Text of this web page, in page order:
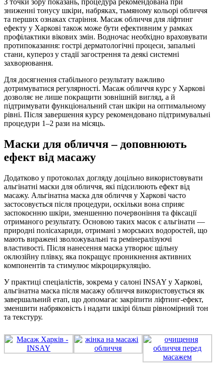
зниженні тонусу шкіри, набряках, тьмяному кольорі обличчя
та перших ознаках старіння. Масаж обличчя для ліфтинг
ефекту у Харкові також може бути ефективним у рамках
профілактики вікових змін. Водночас необхідно враховувати
протипоказання: гострі дерматологічні процеси, запальні
стани, купероз у стадії загострення та деякі системні
захворювання.
Для досягнення стабільного результату важливо
дотримуватися регулярності. Масаж обличчя курс у Харкові
дозволяє не лише покращити зовнішній вигляд, а й
підтримувати функціональний стан шкіри на оптимальному
рівні. Після завершення курсу рекомендовано підтримувальні
процедури 1–2 рази на місяць.
Маски для обличчя – доповнюють
ефект від масажу
Додатково у протоколах догляду доцільно використовувати
альгінатні маски для обличчя, які підсилюють ефект від
масажу. Альгінатна маска для обличчя у Харкові часто
застосовується після процедури, оскільки вона сприяє
заспокоєнню шкіри, зменшенню почервоніння та фіксації
отриманого результату. Основою таких масок є альгінати —
природні полісахариди, отримані з морських водоростей, що
мають виражені зволожувальні та ремінералізуючі
властивості. Після нанесення маска утворює щільну
оклюзійну плівку, яка покращує проникнення активних
компонентів та стимулює мікроциркуляцію.
У практиці спеціалістів, зокрема у салоні INSAY у Харкові,
альгінатна маска після масажу обличчя використовується як
завершальний етап, що допомагає закріпити ліфтинг-ефект,
зменшити набряковість і надати шкірі більш рівномірний тон
та текстуру.